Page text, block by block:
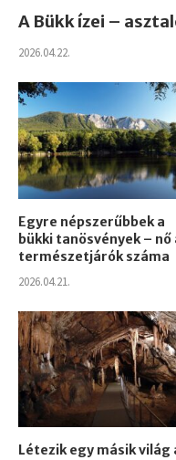
A Bükk ízei –
2026.04.22.
Egyre népszerűbbek a
bükki tanösvények – nő
természetjárók száma
2026.04.21.
Létezik egy másik világ